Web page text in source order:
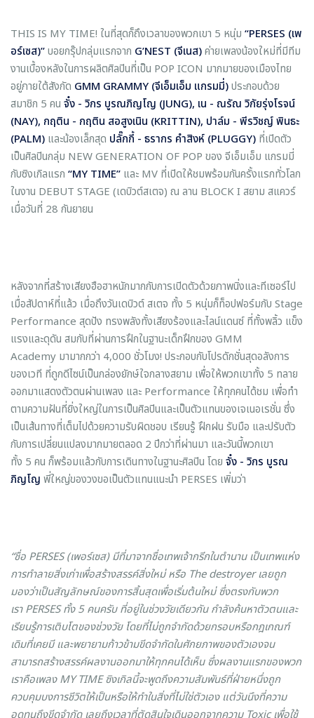
THIS IS MY TIME! ในที่สุดก็ถึงเวลาของพวกเขา 5 หนุ่ม “PERSES (เพ
อร์เซส)”บอยกรุ๊ปกลุ่มแรกจาก G’NEST (จีเนส)ค่ายเพลงน้องใหม่ที่มีทีม
งานเบื้องหลังในการผลิตศิลปินที่เป็น POP ICON มากมายของเมืองไทย
อยู่ภายใต้สังกัด GMM GRAMMY (จีเอ็มเอ็ม แกรมมี่)ประกอบด้วย
สมาชิก 5 คน จั๋ง - วิกร บูรณภิญโญ (JUNG), เน - ณรัณ วิกัยรุ่งโรจน์
(NAY), กฤติน - กฤติน สอสูงเนิน (KRITTIN), ปาล์ม - พีรวิชญ์ พินธะ
(PALM) และน้องเล็กสุด ปลั๊กกี้ - ธรากร คำสิงห์ (PLUGGY) ที่เปิดตัว
เป็นศิลปินกลุ่ม NEW GENERATION OF POP ของ จีเอ็มเอ็ม แกรมมี่
กับซิงเกิลแรก “MY TIME” และ MV ที่เปิดให้ชมพร้อมกันครั้งแรกทั่วโลก
ในงาน DEBUT STAGE (เดบิวต์สเตจ) ณ ลาน BLOCK I สยาม สแควร์
เมื่อวันที่ 28 กันยายน
หลังจากที่สร้างเสียงฮือฮาหนักมากกับการเปิดตัวด้วยภาพนิ่งและทีเซอร์ไป
เมื่อสัปดาห์ที่แล้ว เมื่อถึงวันเดบิวต์ สเตจ ทั้ง 5 หนุ่มก็ท็อปฟอร์มกับ Stage
Performance สุดปัง ทรงพลังทั้งเสียงร้องและไลน์แดนซ์ ที่ทั้งพลิ้ว แข็ง
แรงและดุดัน สมกับที่ผ่านการฝึกในฐานะเด็กฝึกของ GMM
Academy มามากกว่า 4,000 ชั่วโมง! ประกอบกับโปรดักชั่นสุดอลังการ
ของเวที ที่ถูกดีไซน์เป็นกล่องยักษ์ใจกลางสยาม เพื่อให้พวกเขาทั้ง 5 ทลาย
ออกมาแสดงตัวตนผ่านเพลง และ Performance ให้ทุกคนได้ชม เพื่อทำ
ตามความฝันที่ยิ่งใหญ่ในการเป็นศิลปินและเป็นตัวแทนของเจเนอเรชั่น ซึ่ง
เป็นเส้นทางที่เต็มไปด้วยความรับผิดชอบ เรียนรู้ ฝึกฝน รับมือ และปรับตัว
กับการเปลี่ยนแปลงมากมายตลอด 2 ปีกว่าที่ผ่านมา และวันนี้พวกเขา
ทั้ง 5 คน ก็พร้อมแล้วกับการเดินทางในฐานะศิลปิน โดย จั๋ง - วิกร บูรณ
ภิญโญ พี่ใหญ่ของวงขอเป็นตัวแทนแนะนำ PERSES เพิ่มว่า
“ชื่อ PERSES(เพอร์เซส) มีที่มาจากชื่อเทพเจ้ากรีกในตำนาน เป็นเทพแห่ง
การทำลายสิ่งเก่าเพื่อสร้างสรรค์สิ่งใหม่ หรือ The destroyerเลยถูก
มองว่าเป็นสัญลักษณ์ของการสิ้นสุดเพื่อเริ่มต้นใหม่ ซึ่งตรงกับพวก
เราPERSESทั้ง5คนครับ ที่อยู่ในช่วงวัยเดียวกัน กำลังค้นหาตัวตนและ
เรียนรู้การเติบโตของช่วงวัย โดยที่ไม่ถูกจำกัดด้วยกรอบหรือกฎเกณฑ์
เดิมที่เคยมี และพยายามก้าวข้ามขีดจำกัดในศักยภาพของตัวเองจน
สามารถสร้างสรรค์ผลงานออกมาให้ทุกคนได้เห็น ซึ่งผลงานแรกของพวก
เราคือเพลงMY TIMEซิงเกิลนี้จะพูดถึงความสัมพันธ์ที่ฝ่ายหนึ่งถูก
ควบคุมบงการชีวิตให้เป็นหรือให้ทำในสิ่งที่ไม่ใช่ตัวเอง แต่วันนึงที่ความ